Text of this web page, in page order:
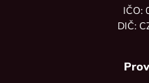
IČO:
DIČ: